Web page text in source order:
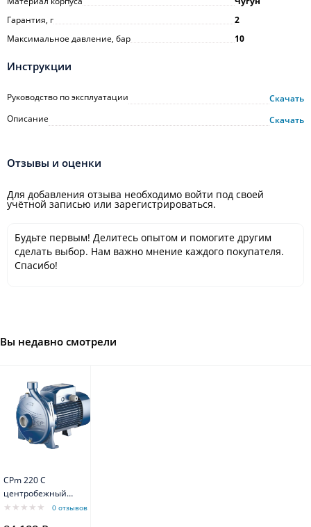
Гарантия, г
2
Максимальное давление, бар
10
Инструкции
Руководство по эксплуатации
Скачать
Описание
Скачать
Отзывы и оценки
Для добавления отзыва необходимо войти под своей
учётной записью или зарегистрироваться.
Будьте первым! Делитесь опытом и помогите другим
сделать выбор. Нам важно мнение каждого покупателя.
Спасибо!
Вы недавно смотрели
CPm 220 C
центробежный
насос с
0 отзывов